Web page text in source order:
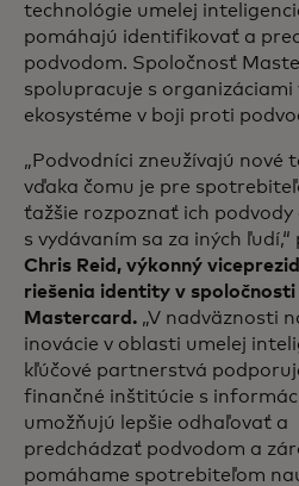
technológie umelej
pomáhajú identifikovať a
podvodom. Spoločnosť
spolupracuje s organizáciami
ekosystéme v boji proti
„Podvodníci zneužívajú nové
vďaka čomu je pre
ťažšie rozpoznať ich podvody
s vydávaním sa za iných ľudí,“
Chris Reid, výkonný
riešenia identity v spoločnosti
Mastercard. „V nadväznosti
inovácie v oblasti umelej
kľúčové partnerstvá
finančné inštitúcie s
umožňujú lepšie odhaľovať a
predchádzať podvodom a
pomáhame spotrebiteľom